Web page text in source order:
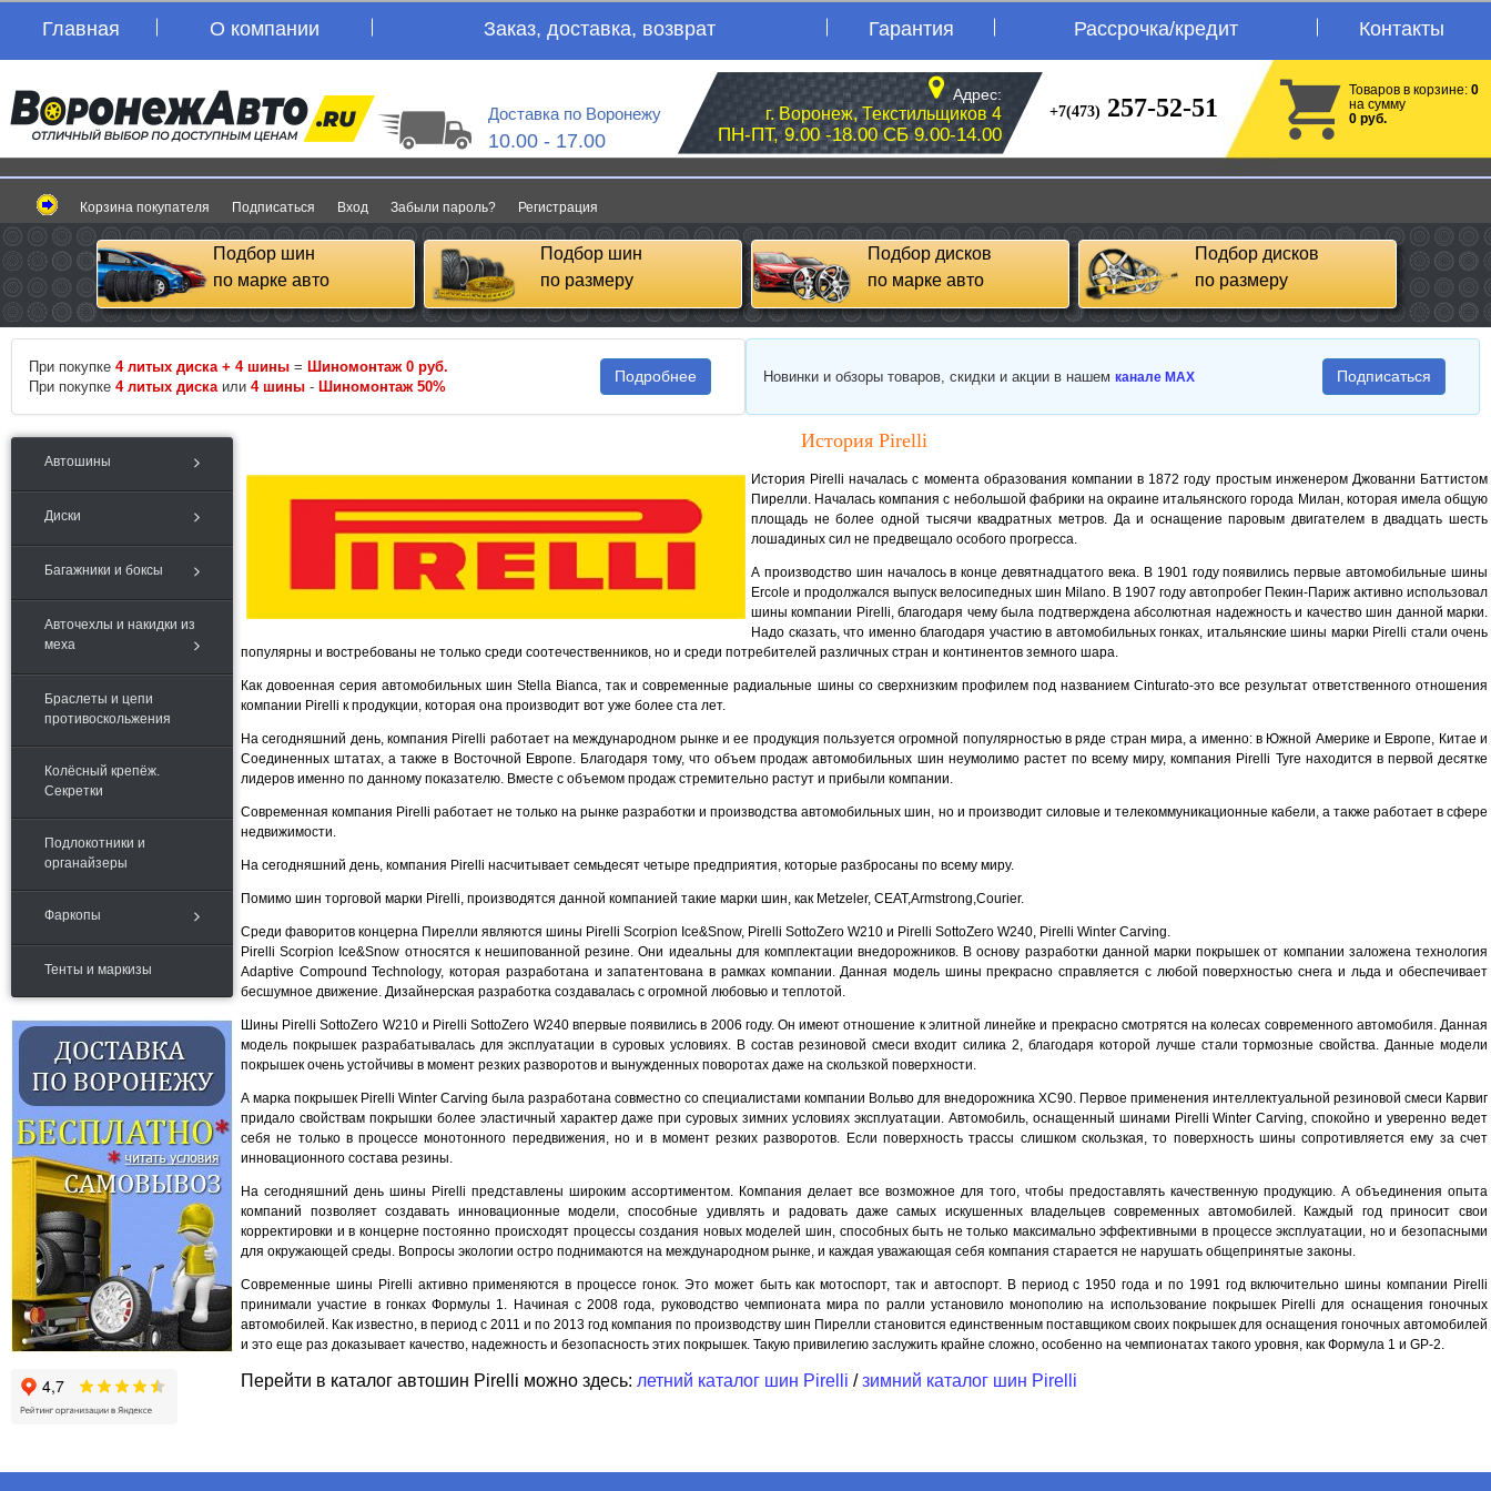
Главная О компании Заказ, доставка, возврат Гарантия Рассрочка/кредит Контакты
Доставка по Воронежу
10.00 - 17.00
Адрес:
г. Воронеж, Текстильщиков 4
ПН-ПТ, 9.00 -18.00 СБ 9.00-14.00
+7(473) 257-52-51
Товаров в корзине: 0
на сумму
0 руб.
Корзина покупателя Подписаться Вход Забыли пароль? Регистрация
Подбор шин
по марке авто
Подбор шин
по размеру
Подбор дисков
по марке авто
Подбор дисков
по размеру
При покупке 4 литых диска + 4 шины = Шиномонтаж 0 руб.
При покупке 4 литых диска или 4 шины - Шиномонтаж 50%
Подробнее Новинки и обзоры товаров, скидки и акции в нашем канале MAX Подписаться
Автошины
Диски
Багажники и боксы
Авточехлы и накидки из
меха
Браслеты и цепи
противоскольжения
Колёсный крепёж.
Секретки
Подлокотники и
органайзеры
Фаркопы
Тенты и маркизы
История Pirelli
История Pirelli началась с момента образования компании в 1872 году простым инженером Джованни Баттистом
Пирелли. Началась компания с небольшой фабрики на окраине итальянского города Милан, которая имела общую
площадь не более одной тысячи квадратных метров. Да и оснащение паровым двигателем в двадцать шесть
лошадиных сил не предвещало особого прогресса.
А производство шин началось в конце девятнадцатого века. В 1901 году появились первые автомобильные шины
Ercole и продолжался выпуск велосипедных шин Milano. В 1907 году автопробег Пекин-Париж активно использовал
шины компании Pirelli, благодаря чему была подтверждена абсолютная надежность и качество шин данной марки.
Надо сказать, что именно благодаря участию в автомобильных гонках, итальянские шины марки Pirelli стали очень
популярны и востребованы не только среди соотечественников, но и среди потребителей различных стран и континентов земного шара.
Как довоенная серия автомобильных шин Stella Bianca, так и современные радиальные шины со сверхнизким профилем под названием Cinturato-это все результат ответственного отношения
компании Pirelli к продукции, которая она производит вот уже более ста лет.
На сегодняшний день, компания Pirelli работает на международном рынке и ее продукция пользуется огромной популярностью в ряде стран мира, а именно: в Южной Америке и Европе, Китае и
Соединенных штатах, а также в Восточной Европе. Благодаря тому, что объем продаж автомобильных шин неумолимо растет по всему миру, компания Pirelli Tyre находится в первой десятке
лидеров именно по данному показателю. Вместе с объемом продаж стремительно растут и прибыли компании.
Современная компания Pirelli работает не только на рынке разработки и производства автомобильных шин, но и производит силовые и телекоммуникационные кабели, а также работает в сфере
недвижимости.
На сегодняшний день, компания Pirelli насчитывает семьдесят четыре предприятия, которые разбросаны по всему миру.
Помимо шин торговой марки Pirelli, производятся данной компанией такие марки шин, как Metzeler, CEAT,Armstrong,Courier.
Среди фаворитов концерна Пирелли являются шины Pirelli Scorpion Ice&Snow, Pirelli SottoZero W210 и Pirelli SottoZero W240, Pirelli Winter Carving.
Pirelli Scorpion Ice&Snow относятся к нешипованной резине. Они идеальны для комплектации внедорожников. В основу разработки данной марки покрышек от компании заложена технология
Adaptive Compound Technology, которая разработана и запатентована в рамках компании. Данная модель шины прекрасно справляется с любой поверхностью снега и льда и обеспечивает
бесшумное движение. Дизайнерская разработка создавалась с огромной любовью и теплотой.
Шины Pirelli SottoZero W210 и Pirelli SottoZero W240 впервые появились в 2006 году. Он имеют отношение к элитной линейке и прекрасно смотрятся на колесах современного автомобиля. Данная
модель покрышек разрабатывалась для эксплуатации в суровых условиях. В состав резиновой смеси входит силика 2, благодаря которой лучше стали тормозные свойства. Данные модели
покрышек очень устойчивы в момент резких разворотов и вынужденных поворотах даже на скользкой поверхности.
А марка покрышек Pirelli Winter Carving была разработана совместно со специалистами компании Вольво для внедорожника XC90. Первое применения интеллектуальной резиновой смеси Карвиг
придало свойствам покрышки более эластичный характер даже при суровых зимних условиях эксплуатации. Автомобиль, оснащенный шинами Pirelli Winter Carving, спокойно и уверенно ведет
себя не только в процессе монотонного передвижения, но и в момент резких разворотов. Если поверхность трассы слишком скользкая, то поверхность шины сопротивляется ему за счет
инновационного состава резины.
На сегодняшний день шины Pirelli представлены широким ассортиментом. Компания делает все возможное для того, чтобы предоставлять качественную продукцию. А объединения опыта
компаний позволяет создавать инновационные модели, способные удивлять и радовать даже самых искушенных владельцев современных автомобилей. Каждый год приносит свои
корректировки и в концерне постоянно происходят процессы создания новых моделей шин, способных быть не только максимально эффективными в процессе эксплуатации, но и безопасными
для окружающей среды. Вопросы экологии остро поднимаются на международном рынке, и каждая уважающая себя компания старается не нарушать общепринятые законы.
Современные шины Pirelli активно применяются в процессе гонок. Это может быть как мотоспорт, так и автоспорт. В период с 1950 года и по 1991 год включительно шины компании Pirelli
принимали участие в гонках Формулы 1. Начиная с 2008 года, руководство чемпионата мира по ралли установило монополию на использование покрышек Pirelli для оснащения гоночных
автомобилей. Как известно, в период с 2011 и по 2013 год компания по производству шин Пирелли становится единственным поставщиком своих покрышек для оснащения гоночных автомобилей
и это еще раз доказывает качество, надежность и безопасность этих покрышек. Такую привилегию заслужить крайне сложно, особенно на чемпионатах такого уровня, как Формула 1 и GP-2.
Перейти в каталог автошин Pirelli можно здесь: летний каталог шин Pirelli /зимний каталог шин Pirelli